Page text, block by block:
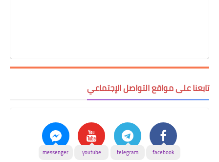
تابعنا على مواقع التواصل الإجتماعي
facebook
telegram
youtube
messenger